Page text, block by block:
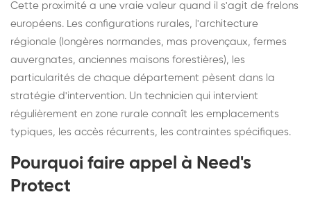
Cette proximité a une vraie valeur quand il s'agit de frelons
européens. Les configurations rurales, l'architecture
régionale (longères normandes, mas provençaux, fermes
auvergnates, anciennes maisons forestières), les
particularités de chaque département pèsent dans la
stratégie d'intervention. Un technicien qui intervient
régulièrement en zone rurale connaît les emplacements
typiques, les accès récurrents, les contraintes spécifiques.
Pourquoi faire appel à Need's
Protect